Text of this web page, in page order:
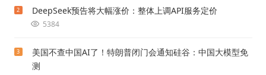
2 DeepSeek预告将大幅涨价：整体上调API服务定价
5384
3
美国不查中国AI了！特朗普闭门会通知硅谷：中国大模型免
测